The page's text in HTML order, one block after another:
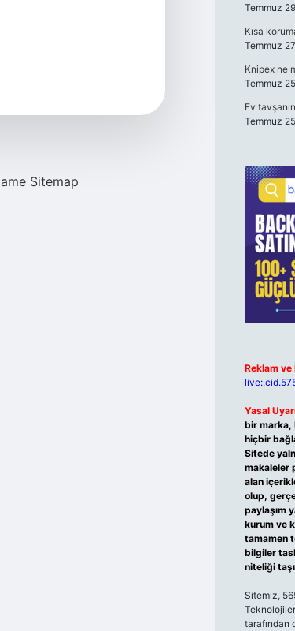
Sitemap
Temmuz
Kısa
Temmuz
Knipex ne
Temmuz
Ev
Temmuz
Reklam ve
Yasal
bir marka,
hiçbir
Sitede
makaleler
alan
olup,
paylaşım
kurum ve
tamamen
bilgiler
niteliği
Sitemiz,
tarafından